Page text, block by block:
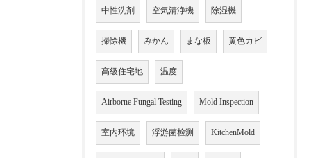
中性洗剤 空気清浄機 除湿機
掃除機 みかん まな板 黄色カビ
高級住宅地 温度
Airborne Fungal Testing Mold Inspection
室内环境 浮游菌检测 KitchenMold